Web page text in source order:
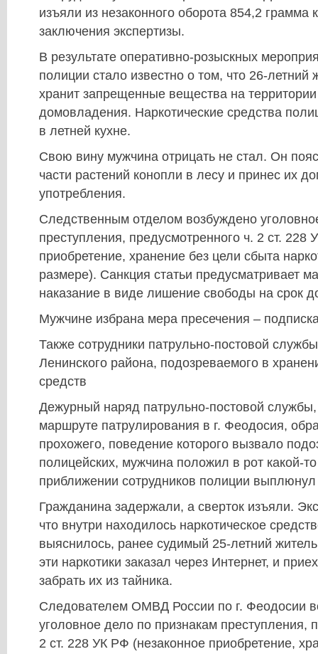
изъяли из незаконного оборота 854,2 грамма
заключения экспертизы.
В результате оперативно-розыскных
полиции стало известно о том, что 26-летний
хранит запрещенные вещества на территории
домовладения. Наркотические средства
в летней кухне.
Свою вину мужчина отрицать не стал. Он
части растений конопли в лесу и принес их
употребления.
Следственным отделом возбуждено
преступления, предусмотренного ч. 2 ст. 228
приобретение, хранение без цели сбыта
размере). Санкция статьи предусматривает
наказание в виде лишение свободы на срок
Мужчине избрана мера пресечения –
Также сотрудники патрульно-постовой
Ленинского района, подозреваемого в
средств
Дежурный наряд патрульно-постовой
маршруте патрулирования в г. Феодосия,
прохожего, поведение которого вызвало
полицейских, мужчина положил в рот какой-
приближении сотрудников полиции
Гражданина задержали, а сверток изъяли.
что внутри находилось наркотическое
выяснилось, ранее судимый 25-летний
эти наркотики заказал через Интернет, и
забрать их из тайника.
Следователем ОМВД России по г. Феодосии
уголовное дело по признакам преступления,
2 ст. 228 УК РФ (незаконное приобретение,